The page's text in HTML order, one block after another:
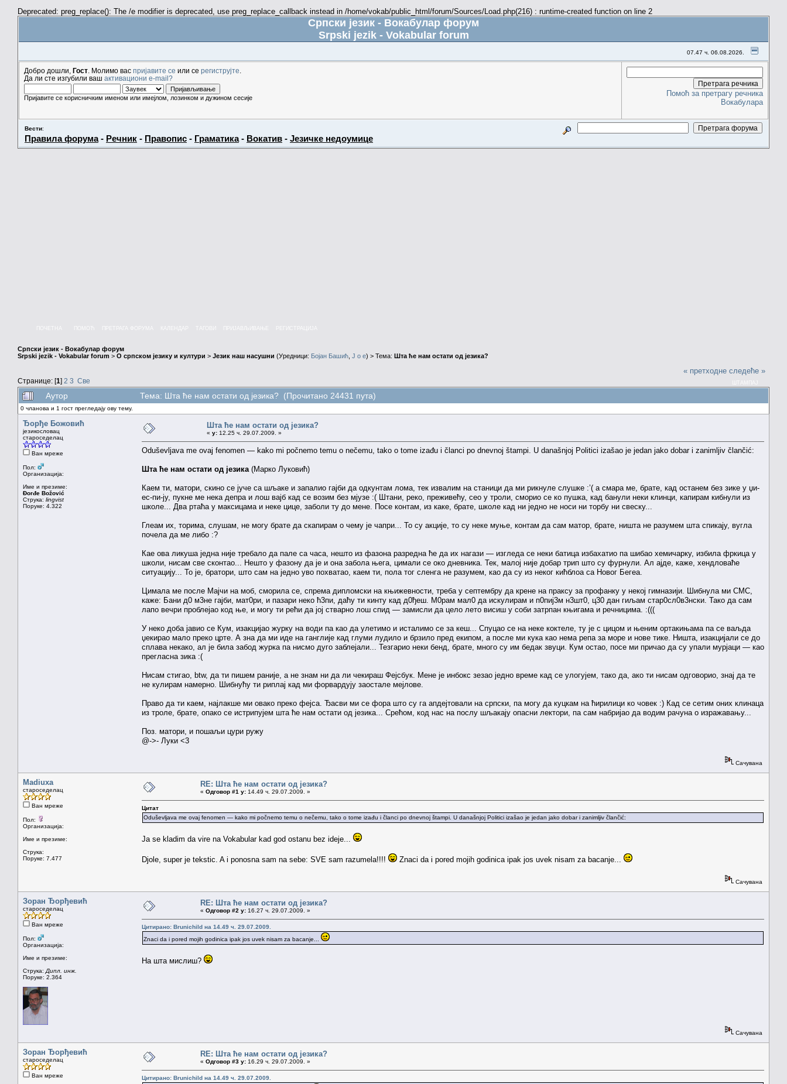
Deprecated: preg_replace(): The /e modifier is deprecated, use preg_replace_callback instead in /home/vokab/public_html/forum/Sources/Load.php(216) : runtime-created function on line 2
Српски језик - Вокабулар форум
Srpski jezik - Vokabular forum
07.47 ч. 06.08.2026.
Добро дошли, Гост . Молимо вас пријавите се или се региструјте
Да ли сте изгубили ваш активациони e-mail?
Пријавите се корисничким именом или имејлом, лозинком и дужином сесије
Помоћ за претрагу речника
Вокабулара
Вести:
Правила форума- Речник - Правопис - Граматика- Вокатив - Језичке недоумице
КАЛЕНДАР
Српски језик - Вокабулар форум
Srpski jezik - Vokabular forum > О српском језику и култури > Језик наш насушни (Уредници: Бојан Башић J o e) > Тема: Шта ће нам остати од језика?
Странице: [1] 2 3 Све
« претходне следеће »
Аутор Тема: Шта ће нам остати од језика? (Прочитано 24431 пута)
0 чланова и 1 гост прегледају ову тему.
Ђорђе Божовић
језикословац
староседелац
Ван мреже
Пол:
Организација:
Име и презиме:
Đorđe Božović
Струка: lingvist
Поруке: 4.322
Шта ће нам остати од језика?
« у: 12.25 ч. 29.07.2009. »
Oduševljava me ovaj fenomen — kako mi počnemo temu o nečemu, tako o tome izađu i članci po dnevnoj štampi. U današnjoj Politici izašao je jedan jako dobar i zanimljiv člančić:
Шта ће нам остати од језика (Марко Луковић)
Каем ти, матори, скино се јуче са шљаке и запалио гајби да одкунтам лома, тек извалим на станици да ми рикнуле слушке :’( а смара ме, брате, кад останем без зике у џи-
ес-пи-ју, пукне ме нека депра и лош вајб кад се возим без мјузе :( Штани, реко, преживећу, сео у троли, сморио се ко пушка, кад банули неки клинци, капирам кибнули из
школе... Два ртаћа у максицама и неке цице, заболи ту до мене. Посе контам, из каке, брате, школе кад ни једно не носи ни торбу ни свеску...
Глеам их, торима, слушам, не могу брате да скапирам о чему је чапри... То су акције, то су неке муње, контам да сам матор, брате, ништа не разумем шта спикају, вугла
почела да ме либо :?
Кае ова ликуша једна није требало да пале са часа, нешто из фазона разредна ће да их нагази — изгледа се неки батица избахатио па шибао хемичарку, избила фркица у
школи, нисам све сконтао... Нешто у фазону да је и она забола њега, цимали се око дневника. Тек, малој није добар трип што су фурнули. Ал ајде, каже, хендловаће
ситуацију... То је, братори, што сам на једно уво похватао, каем ти, пола тог сленга не разумем, као да су из неког кићблоа са Новог Бегеа.
Цимала ме после Мајчи на моб, сморила се, спрема дипломски на књижевности, треба у септембру да крене на праксу за профанку у некој гимназији. Шибнула ми СМС,
каже: Бани д0 м3не гајби, мат0ри, и пазари неко ћ3пи, даћу ти кинту кад д0ђеш. М0рам мал0 да искулирам и п0пиј3м н3шт0, ц30 дан гиљам стар0сл0в3нски. Тако да сам
лапо вечри проблејао код ње, и могу ти рећи да јој стварно лош спид — замисли да цело лето висиш у соби затрпан књигама и речницима. :(((
У неко доба јавио се Кум, изакцијао журку на води па као да улетимо и исталимо се за кеш... Спуцао се на неке коктеле, ту је с цицом и њеним ортакињама па се ваљда
џекирао мало преко црте. А зна да ми иде на ганглије кад глуми лудило и брзило пред екипом, а после ми кука као нема репа за море и нове тике. Ништа, изакцијали се до
сплава некако, ал је била забод журка па нисмо дуго заблејали... Тезгарио неки бенд, брате, много су им бедак звуци. Кум остао, посе ми причао да су упали мурјаци — као
прегласна зика :(
Нисам стигао, btw, да ти пишем раније, а не знам ни да ли чекираш Фејсбук. Мене је инбокс зезао једно време кад се улогујем, тако да, ако ти нисам одговорио, знај да те
не кулирам намерно. Шибнућу ти риплај кад ми форвардују заостале мејлове.
Право да ти каем, најлакше ми овако преко фејса. Ђасви ми се фора што су га апдејтовали на српски, па могу да куцкам на ћирилици ко човек :) Кад се сетим оних клинаца
из троле, брате, опако се истрипујем шта ће нам остати од језика... Срећом, код нас на послу шљакају опасни лектори, па сам набријао да водим рачуна о изражавању...
Поз. матори, и пошаљи цури ружу
@->- Луки <3
Сачувана
Madiuxa
староседелац
Ван мреже
Пол:
Организација:
Име и презиме:
Струка:
Поруке: 7.477
RE: Шта ће нам остати од језика?
« Одговор #1 у: 14.49 ч. 29.07.2009. »
Цитат
Oduševljava me ovaj fenomen — kako mi počnemo temu o nečemu, tako o tome izađu i članci po dnevnoj štampi. U današnjoj Politici izašao je jedan jako dobar i zanimljiv člančić:
Ja se kladim da vire na Vokabular kad god ostanu bez ideje...
Djole, super je tekstic. A i ponosna sam na sebe: SVE sam razumela!!!! Znaci da i pored mojih godinica ipak jos uvek nisam za bacanje...
Сачувана
Зоран Ђорђевић
староседелац
Ван мреже
Пол:
Организација:
Име и презиме:
Струка: Дипл. инж.
Поруке: 2.364
RE: Шта ће нам остати од језика?
« Одговор #2 у: 16.27 ч. 29.07.2009. »
Цитирано: Brunichild на 14.49 ч. 29.07.2009.
Znaci da i pored mojih godinica ipak jos uvek nisam za bacanje...
На шта мислиш?
Сачувана
Зоран Ђорђевић
староседелац
Ван мреже
RE: Шта ће нам остати од језика?
« Одговор #3 у: 16.29 ч. 29.07.2009. »
Цитирано: Brunichild на 14.49 ч. 29.07.2009.